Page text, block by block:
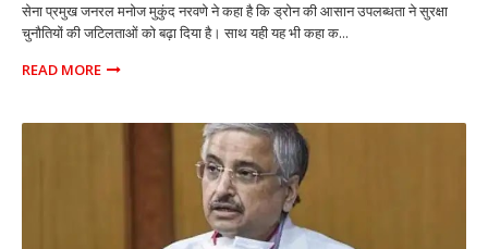
सेना प्रमुख जनरल मनोज मुकुंद नरवणे ने कहा है कि ड्रोन की आसान उपलब्धता ने सुरक्षा
चुनौतियों की जटिलताओं को बढ़ा दिया है। साथ यही यह भी कहा क...
READ MORE